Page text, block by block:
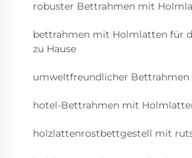
robuster Bettrahmen mit
bettrahmen mit Holmlatten für
zu Hause
umweltfreundlicher
hotel-Bettrahmen mit
holzlattenrostbettgestell mit